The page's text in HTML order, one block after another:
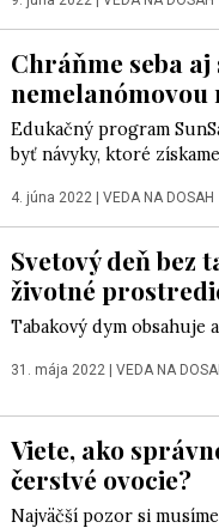
Chráňme seba
nemelanómovou
Edukačný program
byť návyky, ktoré
4. júna 2022 VEDA NA DOSAH
Svetový deň bez
životné
Tabakový dym
31. mája 2022 VEDA NA
Viete, ako
čerstvé ovocie?
Najväčší pozor si